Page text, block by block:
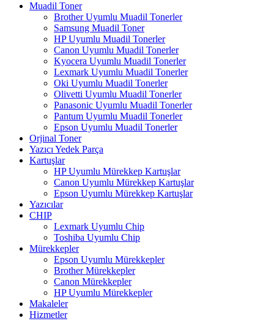
Muadil Toner
Brother Uyumlu Muadil Tonerler
Samsung Muadil Toner
HP Uyumlu Muadil Tonerler
Canon Uyumlu Muadil Tonerler
Kyocera Uyumlu Muadil Tonerler
Lexmark Uyumlu Muadil Tonerler
Oki Uyumlu Muadil Tonerler
Olivetti Uyumlu Muadil Tonerler
Panasonic Uyumlu Muadil Tonerler
Pantum Uyumlu Muadil Tonerler
Epson Uyumlu Muadil Tonerler
Orjinal Toner
Yazıcı Yedek Parça
Kartuşlar
HP Uyumlu Mürekkep Kartuşlar
Canon Uyumlu Mürekkep Kartuşlar
Epson Uyumlu Mürekkep Kartuşlar
Yazıcılar
CHIP
Lexmark Uyumlu Chip
Toshiba Uyumlu Chip
Mürekkepler
Epson Uyumlu Mürekkepler
Brother Mürekkepler
Canon Mürekkepler
HP Uyumlu Mürekkepler
Makaleler
Hizmetler